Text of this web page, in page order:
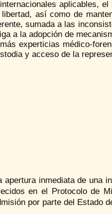
aplicables,
así como de
sumada a las
a la adopción de
experticias médico-
y acceso de la
apertura inmediata de una
en el Protocolo de
por parte del Estado